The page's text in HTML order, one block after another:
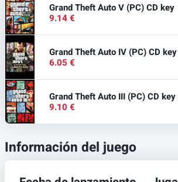
Grand Theft Auto V (PC) CD key
9.14 €
Grand Theft Auto IV (PC) CD key
6.05 €
Grand Theft Auto III (PC) CD key
9.10 €
Información del juego